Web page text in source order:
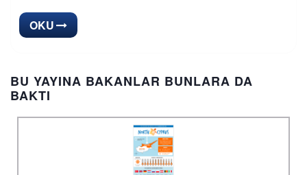
OKU
BU YAYINA BAKANLAR BUNLARA DA
BAKTI